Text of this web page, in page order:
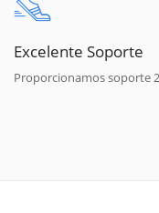
Excelente Soporte
Proporcionamos soporte